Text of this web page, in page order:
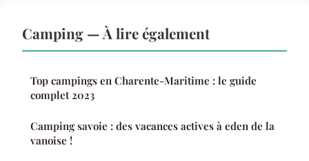
Camping — À lire également
Top campings en Charente-Maritime : le guide
complet 2023
Camping savoie : des vacances actives à eden de la
vanoise !